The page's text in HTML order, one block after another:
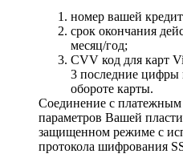
номер вашей
cрок окончания
месяц/год;
CVV код для карт
3 последние цифры
обороте карты.
Соединение с
параметров Вашей
защищенном режиме с
протокола шифрования